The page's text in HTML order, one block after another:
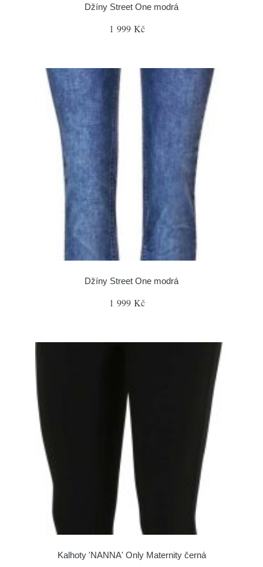
Džíny Street One modrá
1 999 Kč
Džíny Street One modrá
1 999 Kč
Kalhoty 'NANNA' Only Maternity černá